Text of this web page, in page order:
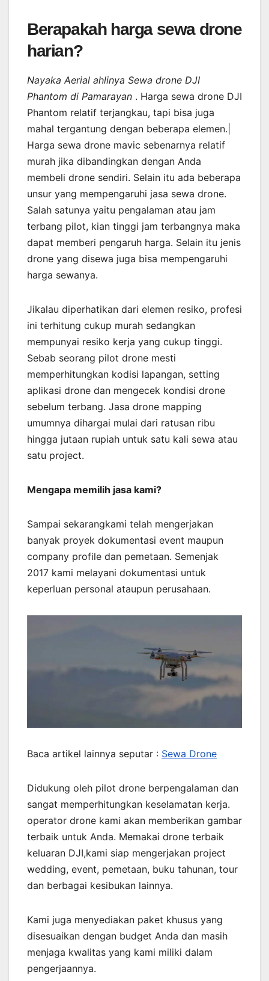
Berapakah harga sewa drone
harian?
Nayaka Aerial ahlinya Sewa drone DJI
Phantom di Pamarayan . Harga sewa drone DJI
Phantom relatif terjangkau, tapi bisa juga
mahal tergantung dengan beberapa elemen.|
Harga sewa drone mavic sebenarnya relatif
murah jika dibandingkan dengan Anda
membeli drone sendiri. Selain itu ada beberapa
unsur yang mempengaruhi jasa sewa drone.
Salah satunya yaitu pengalaman atau jam
terbang pilot, kian tinggi jam terbangnya maka
dapat memberi pengaruh harga. Selain itu jenis
drone yang disewa juga bisa mempengaruhi
harga sewanya.
Jikalau diperhatikan dari elemen resiko, profesi
ini terhitung cukup murah sedangkan
mempunyai resiko kerja yang cukup tinggi.
Sebab seorang pilot drone mesti
memperhitungkan kodisi lapangan, setting
aplikasi drone dan mengecek kondisi drone
sebelum terbang. Jasa drone mapping
umumnya dihargai mulai dari ratusan ribu
hingga jutaan rupiah untuk satu kali sewa atau
satu project.
Mengapa memilih jasa kami?
Sampai sekarangkami telah mengerjakan
banyak proyek dokumentasi event maupun
company profile dan pemetaan. Semenjak
2017 kami melayani dokumentasi untuk
keperluan personal ataupun perusahaan.
Baca artikel lainnya seputar : Sewa Drone
Didukung oleh pilot drone berpengalaman dan
sangat memperhitungkan keselamatan kerja.
operator drone kami akan memberikan gambar
terbaik untuk Anda. Memakai drone terbaik
keluaran DJI,kami siap mengerjakan project
wedding, event, pemetaan, buku tahunan, tour
dan berbagai kesibukan lainnya.
Kami juga menyediakan paket khusus yang
disesuaikan dengan budget Anda dan masih
menjaga kwalitas yang kami miliki dalam
pengerjaannya.